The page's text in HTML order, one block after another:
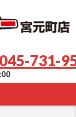
045-731-